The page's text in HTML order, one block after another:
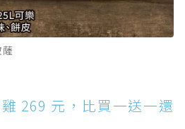
269 元，比買一送一還